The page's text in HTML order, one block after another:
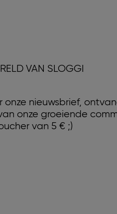
VAN SLOGGI
onze nieuwsbrief,
onze groeiende
van 5 € ;)